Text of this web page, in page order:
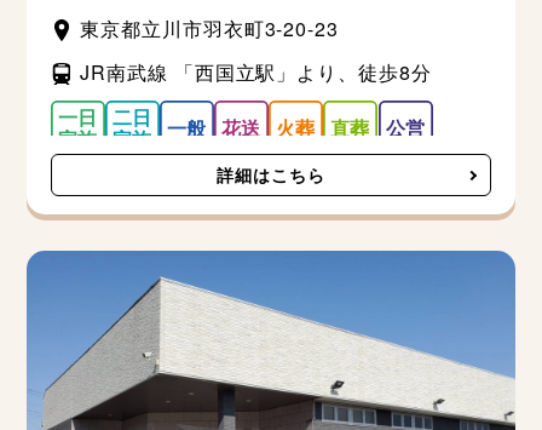
東京都立川市羽衣町3-20-23
JR南武線 「西国立駅」より、徒歩8分
詳細はこちら